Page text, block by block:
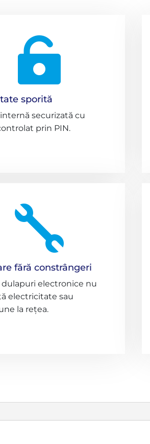

sporită
securizată cu
prin PIN.

fără constrângeri
dulapuri electronice nu
electricitate sau
la rețea.